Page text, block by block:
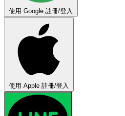
使用 Google 註冊/登入
使用 Apple 註冊/登入